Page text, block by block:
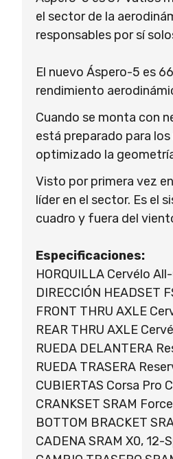
el sector de la
responsables por sí
El nuevo Áspero-5 es
rendimiento
Cuando se monta con
está preparado para
optimizado la
Visto por primera vez
líder en el sector. Es el
cuadro y fuera del
Especificaciones:
HORQUILLA Cervélo
DIRECCIÓN HEADSET
FRONT THRU AXLE
REAR THRU AXLE
RUEDA DELANTERA
RUEDA TRASERA
CUBIERTAS Corsa Pro
CRANKSET SRAM
BOTTOM BRACKET
CADENA SRAM X0, 12-